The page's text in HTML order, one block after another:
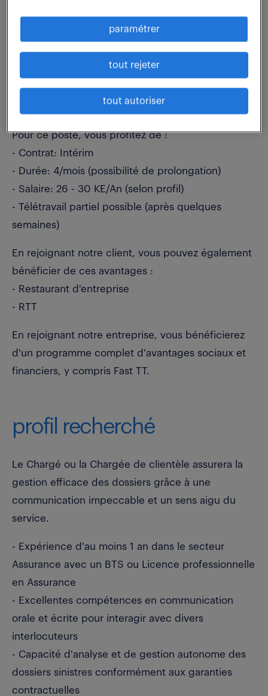
- Vous gérez intégralement les dossiers sinistres en
respectant les garanties définies dans le Contrat
- Vous assurez la coordination avec plusieurs
interlocuteurs, incluant l'assureur et le réseau
commercial DIAC, ainsi que les Centres Relations
Clients de Lyon et Bordeaux
Pour ce poste, vous profitez de :
- Contrat: Intérim
- Durée: 4/mois (possibilité de prolongation)
- Salaire: 26 - 30 KE/An (selon profil)
- Télétravail partiel possible (après quelques
semaines)
En rejoignant notre client, vous pouvez également
bénéficier de ces avantages :
- Restaurant d'entreprise
- RTT
En rejoignant notre entreprise, vous bénéficierez
d'un programme complet d'avantages sociaux et
financiers, y compris Fast TT.
profil recherché
Le Chargé ou la Chargée de clientèle assurera la
gestion efficace des dossiers grâce à une
communication impeccable et un sens aigu du
service.
- Expérience d'au moins 1 an dans le secteur
Assurance avec un BTS ou Licence professionnelle
en Assurance
- Excellentes compétences en communication
orale et écrite pour interagir avec divers
interlocuteurs
- Capacité d'analyse et de gestion autonome des
dossiers sinistres conformément aux garanties
contractuelles
paramétrer
tout rejeter
tout autoriser